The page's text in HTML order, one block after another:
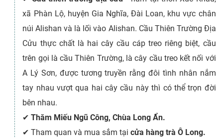
xã Phàn Lộ, huyện Gia Nghĩa, Đài Loan, khu vực chân
núi Alishan và là lối vào Alishan. Cầu Thiên Trường Địa
Cửu thực chất là hai cây cầu cáp treo riêng biệt, cầu
trên gọi là cầu Thiên Trường, là cây cầu treo kết nối với
A Lý Sơn, được tương truyền rằng đôi tình nhân nắm
tay nhau vượt qua hai cây cầu này thì có thể trọn đời
bên nhau.
✔Thăm Miếu Ngũ Công, Chùa Long Ẩn.
✔Tham quan và mua sắm tại cửa hàng trà Ô Long.